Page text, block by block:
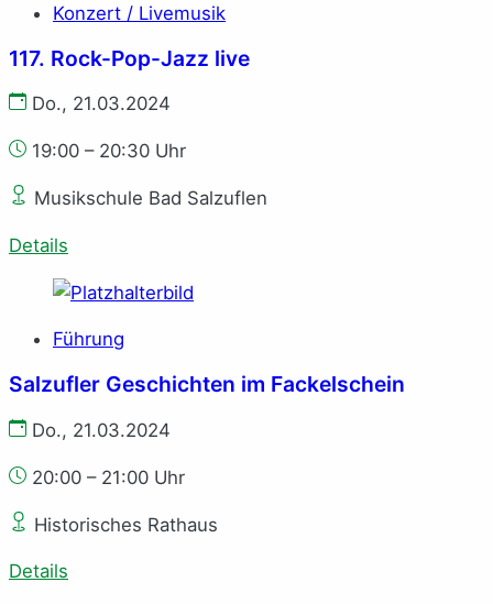
Konzert / Livemusik
117. Rock-Pop-Jazz live
Do., 21.03.2024
19:00 – 20:30 Uhr
Musikschule Bad Salzuflen
Details
Führung
Salzufler Geschichten im Fackelschein
Do., 21.03.2024
20:00 – 21:00 Uhr
Historisches Rathaus
Details